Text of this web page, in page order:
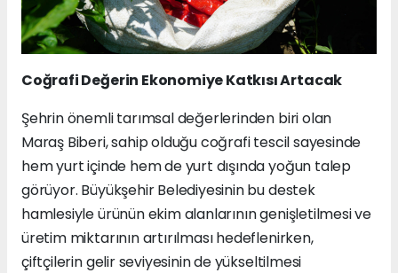
Coğrafi Değerin Ekonomiye Katkısı Artacak
Şehrin önemli tarımsal değerlerinden biri olan
Maraş Biberi, sahip olduğu coğrafi tescil sayesinde
hem yurt içinde hem de yurt dışında yoğun talep
görüyor. Büyükşehir Belediyesinin bu destek
hamlesiyle ürünün ekim alanlarının genişletilmesi ve
üretim miktarının artırılması hedeflenirken,
çiftçilerin gelir seviyesinin de yükseltilmesi